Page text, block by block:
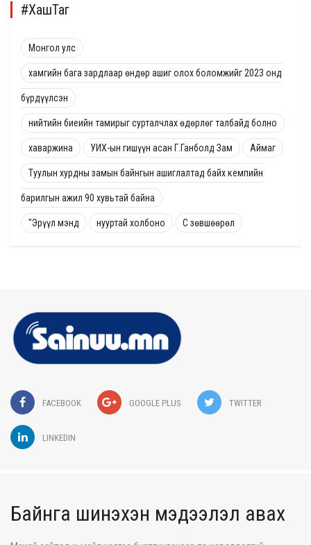
#ХашТаг
Монгол улс
хамгийн бага зардлаар өндөр ашиг олох боломжийг 2023 онд
бүрдүүлсэн
нийтийн биеийн тамирыг сурталчлах өдөрлөг талбайд болно
хаваржина УИХ-ын гишүүн асан Г.Ганболд Зам Аймаг
Туулын хурдны замын байнгын ашиглалтад байх кемпийн
барилгын ажил 90 хувьтай байна
"Эрүүл мэнд нууртай холбоно С зөвшөөрөл
FACEBOOK GOOGLE PLUS TWITTER
LINKEDIN
Байнга шинэхэн мэдээлэл авах